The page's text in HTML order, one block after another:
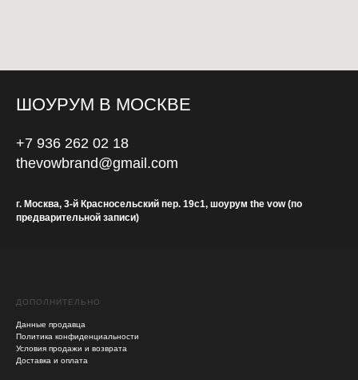
ШОУРУМ В МОСКВЕ
+7 936 262 02 18
thevowbrand@gmail.com
г. Москва, 3-й Красносельский пер. 19с1, шоурум the vow (по
предварительной записи)
ДОПОЛНИТЕЛЬНО
Данные продавца
Политика конфиденциальности
Условия продажи и возврата
Доставка и оплата